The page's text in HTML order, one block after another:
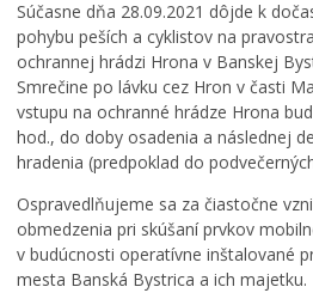
Súčasne dňa 28.09.2021 dôjde k
pohybu peších a cyklistov na
ochrannej hrádzi Hrona v Banskej
Smrečine po lávku cez Hron v časti
vstupu na ochranné hrádze Hrona
hod., do doby osadenia a následnej
hradenia (predpoklad do
Ospravedlňujeme sa za čiastočne
obmedzenia pri skúšaní prvkov
v budúcnosti operatívne inštalované
mesta Banská Bystrica a ich majetku.
e
r
e
a
l
i
z
o
v
a
n
á
v
á
r
a
d
v
e
r
e
v
e
r
r
m
o
k
u
s
ú
v
p
l
n